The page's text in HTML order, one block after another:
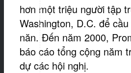
hơn một triệu người tập
Washington, D.C. để
năn. Đến năm 2000,
báo cáo tổng cộng năm
dự các hội nghị.